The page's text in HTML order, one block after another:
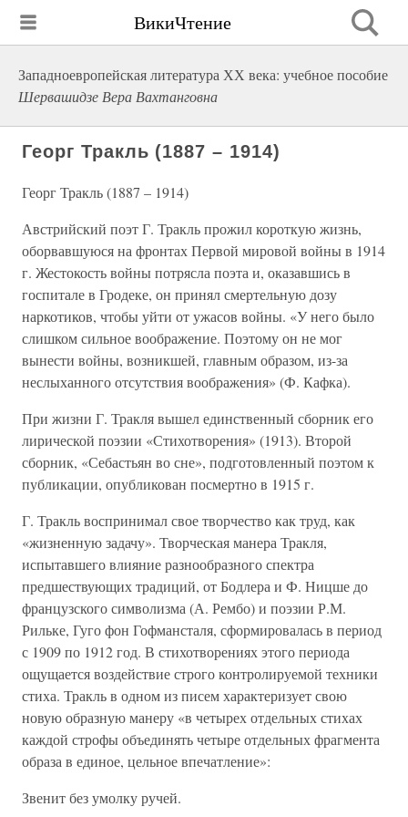
ВикиЧтение
Западноевропейская литература ХХ века: учебное пособие
Шервашидзе Вера Вахтанговна
Георг Тракль (1887 – 1914)
Георг Тракль (1887 – 1914)
Австрийский поэт Г. Тракль прожил короткую жизнь,
оборвавшуюся на фронтах Первой мировой войны в 1914
г. Жестокость войны потрясла поэта и, оказавшись в
госпитале в Гродеке, он принял смертельную дозу
наркотиков, чтобы уйти от ужасов войны. «У него было
слишком сильное воображение. Поэтому он не мог
вынести войны, возникшей, главным образом, из-за
неслыханного отсутствия воображения» (Ф. Кафка).
При жизни Г. Тракля вышел единственный сборник его
лирической поэзии «Стихотворения» (1913). Второй
сборник, «Себастьян во сне», подготовленный поэтом к
публикации, опубликован посмертно в 1915 г.
Г. Тракль воспринимал свое творчество как труд, как
«жизненную задачу». Творческая манера Тракля,
испытавшего влияние разнообразного спектра
предшествующих традиций, от Бодлера и Ф. Ницше до
французского символизма (А. Рембо) и поэзии Р.М.
Рильке, Гуго фон Гофмансталя, сформировалась в период
с 1909 по 1912 год. В стихотворениях этого периода
ощущается воздействие строго контролируемой техники
стиха. Тракль в одном из писем характеризует свою
новую образную манеру «в четырех отдельных стихах
каждой строфы объединять четыре отдельных фрагмента
образа в единое, цельное впечатление»:
Звенит без умолку ручей.